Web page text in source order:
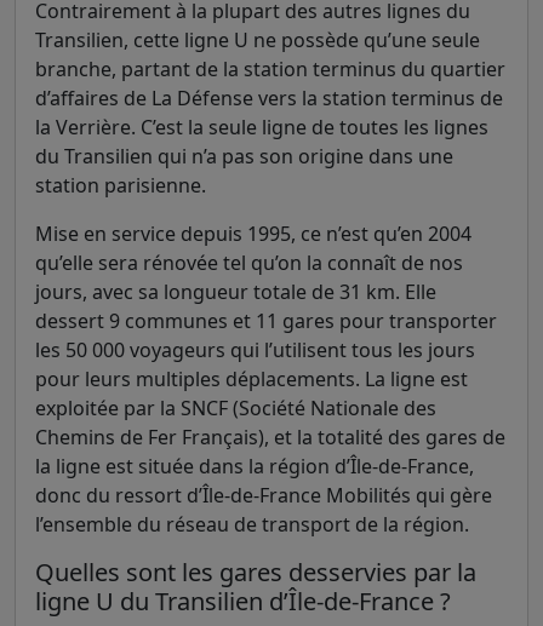
Contrairement à la plupart des autres lignes du
Transilien, cette ligne U ne possède qu’une seule
branche, partant de la station terminus du quartier
d’affaires de La Défense vers la station terminus de
la Verrière. C’est la seule ligne de toutes les lignes
du Transilien qui n’a pas son origine dans une
station parisienne.
Mise en service depuis 1995, ce n’est qu’en 2004
qu’elle sera rénovée tel qu’on la connaît de nos
jours, avec sa longueur totale de 31 km. Elle
dessert 9 communes et 11 gares pour transporter
les 50 000 voyageurs qui l’utilisent tous les jours
pour leurs multiples déplacements. La ligne est
exploitée par la SNCF (Société Nationale des
Chemins de Fer Français), et la totalité des gares de
la ligne est située dans la région d’Île-de-France,
donc du ressort d’Île-de-France Mobilités qui gère
l’ensemble du réseau de transport de la région.
Quelles sont les gares desservies par la
ligne U du Transilien d’Île-de-France ?